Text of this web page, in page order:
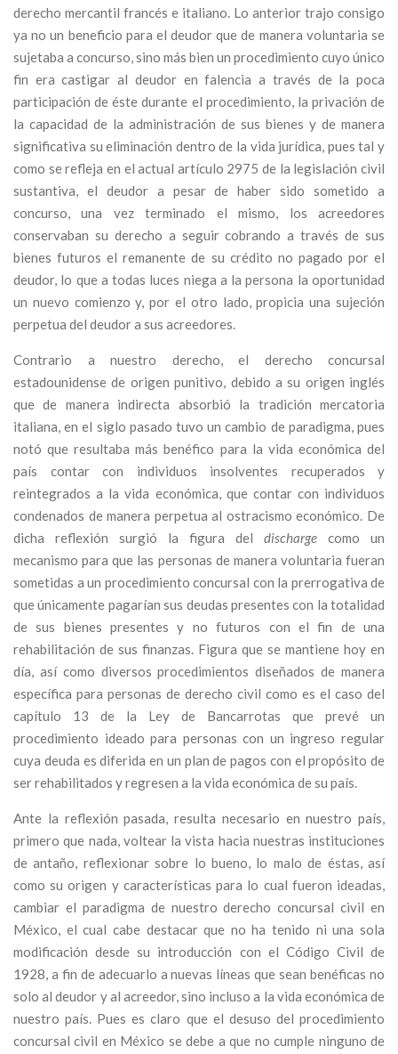
derecho mercantil francés e italiano. Lo anterior trajo consigo
ya no un beneficio para el deudor que de manera voluntaria se
sujetaba a concurso, sino más bien un procedimiento cuyo único
fin era castigar al deudor en falencia a través de la poca
participación de éste durante el procedimiento, la privación de
la capacidad de la administración de sus bienes y de manera
significativa su eliminación dentro de la vida jurídica, pues tal y
como se refleja en el actual artículo 2975 de la legislación civil
sustantiva, el deudor a pesar de haber sido sometido a
concurso, una vez terminado el mismo, los acreedores
conservaban su derecho a seguir cobrando a través de sus
bienes futuros el remanente de su crédito no pagado por el
deudor, lo que a todas luces niega a la persona la oportunidad
un nuevo comienzo y, por el otro lado, propicia una sujeción
perpetua del deudor a sus acreedores.
Contrario a nuestro derecho, el derecho concursal
estadounidense de origen punitivo, debido a su origen inglés
que de manera indirecta absorbió la tradición mercatoria
italiana, en el siglo pasado tuvo un cambio de paradigma, pues
notó que resultaba más benéfico para la vida económica del
país contar con individuos insolventes recuperados y
reintegrados a la vida económica, que contar con individuos
condenados de manera perpetua al ostracismo económico. De
dicha reflexión surgió la figura del discharge como un
mecanismo para que las personas de manera voluntaria fueran
sometidas a un procedimiento concursal con la prerrogativa de
que únicamente pagarían sus deudas presentes con la totalidad
de sus bienes presentes y no futuros con el fin de una
rehabilitación de sus finanzas. Figura que se mantiene hoy en
día, así como diversos procedimientos diseñados de manera
específica para personas de derecho civil como es el caso del
capítulo 13 de la Ley de Bancarrotas que prevé un
procedimiento ideado para personas con un ingreso regular
cuya deuda es diferida en un plan de pagos con el propósito de
ser rehabilitados y regresen a la vida económica de su país.
Ante la reflexión pasada, resulta necesario en nuestro país,
primero que nada, voltear la vista hacia nuestras instituciones
de antaño, reflexionar sobre lo bueno, lo malo de éstas, así
como su origen y características para lo cual fueron ideadas,
cambiar el paradigma de nuestro derecho concursal civil en
México, el cual cabe destacar que no ha tenido ni una sola
modificación desde su introducción con el Código Civil de
1928, a fin de adecuarlo a nuevas líneas que sean benéficas no
solo al deudor y al acreedor, sino incluso a la vida económica de
nuestro país. Pues es claro que el desuso del procedimiento
concursal civil en México se debe a que no cumple ninguno de